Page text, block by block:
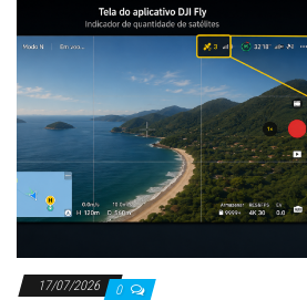
17/07/2026 0